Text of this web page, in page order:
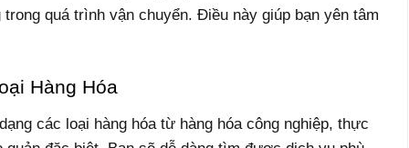
quá trình vận chuyển. Điều này giúp bạn yên tâm
Hàng Hóa
các loại hàng hóa từ hàng hóa công nghiệp, thực